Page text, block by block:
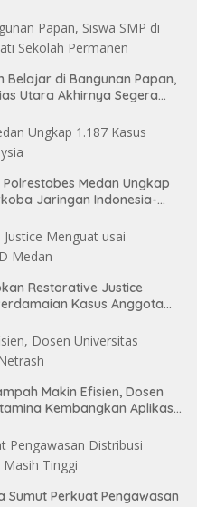
Belajar di Bangunan Papan,
Utara Akhirnya Segera
Medan Ungkap
Jaringan Indonesia-
Restorative Justice
Kasus Anggota
Makin Efisien, Dosen
Kembangkan Aplikasi
Sumut Perkuat Pengawasan